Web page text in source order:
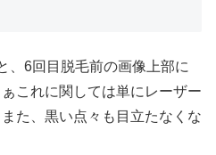
、6回目脱毛前の画像上部に
これに関しては単にレーザー
た、黒い点々も目立たなくな